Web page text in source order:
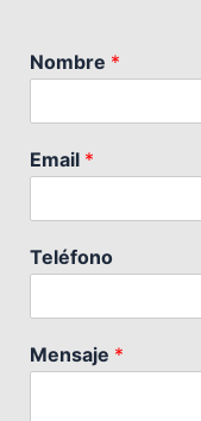
Nombre *
Email *
Teléfono
Mensaje *